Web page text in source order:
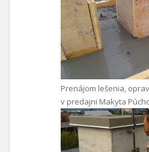
Prenájom lešenia,
v predajni Makyta